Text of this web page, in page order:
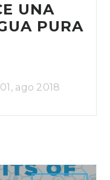
UNA
PURA
01, ago 2018